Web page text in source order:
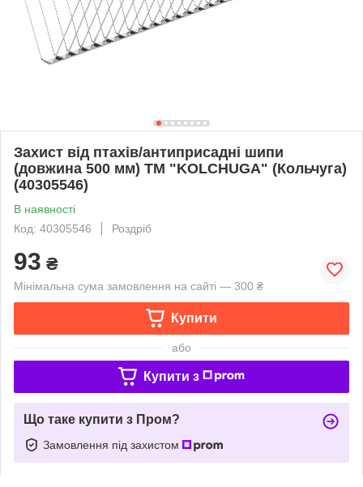
Захист від птахів/антиприсадні шипи
(довжина 500 мм) ТМ "KOLCHUGA" (Кольчуга)
(40305546)
В наявності
Код: 40305546
Роздріб
93 ₴
Мінімальна сума замовлення на сайті — 300 ₴
Купити
або
Купити з
Що таке купити з Пром?
Замовлення під захистом